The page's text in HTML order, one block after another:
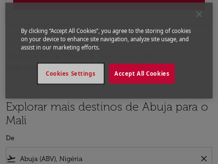
Explorar mais destinos de Abuja para o
Mali
De
flight_takeoff close
By clicking “Accept All Cookies”, you agree to the storing of cookies
on your device to enhance site navigation, analyze site usage, and
assist in our marketing efforts.
Accept All Cookies
Cookies Settings